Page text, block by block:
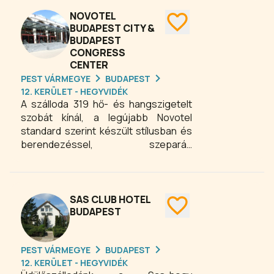
várja vendégeit budapesti üzleti
hotelünk 24 modern szobával. A
szobák légkondicionáltak és
hangszigeteltek, tágasak, műholdas
színes TV-vel, telefonnal és minibárral
felszereltek, ablakaik Buda zöld
övezetéből Pest híres
látványosságaira néznek.
NOVOTEL
BUDAPEST CITY &
BUDAPEST
CONGRESS
CENTER
PEST VÁRMEGYE
BUDAPEST
12. KERÜLET - HEGYVIDÉK
A szálloda 319 hő- és hangszigetelt
szobát kínál, a legújabb Novotel
standard szerint készült stílusban és
berendezéssel, szeparált
vendégek rendelkezésére. A szobák
nemzetközi adókkal, fizetős videó
csatornákkal és üzenet fogadási
lehetőséggel, rádióadók, telefon,
minibár, szobai széf, mágneskártyás
ajtózár, kémlelőnyílás,
modemcsatlakozó, szobaszerviz. Az
SAS CLUB HOTEL
BUDAPEST
PEST VÁRMEGYE
BUDAPEST
12. KERÜLET - HEGYVIDÉK